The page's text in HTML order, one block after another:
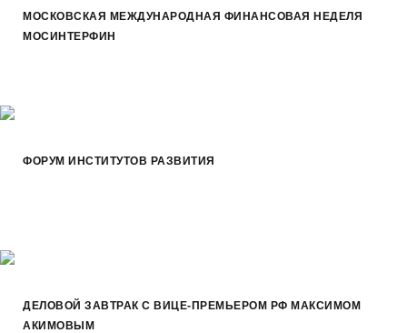
МОСКОВСКАЯ МЕЖДУНАРОДНАЯ ФИНАНСОВАЯ НЕДЕЛЯ
МОСИНТЕРФИН
ФОРУМ ИНСТИТУТОВ РАЗВИТИЯ
ДЕЛОВОЙ ЗАВТРАК С ВИЦЕ-ПРЕМЬЕРОМ РФ МАКСИМОМ
АКИМОВЫМ